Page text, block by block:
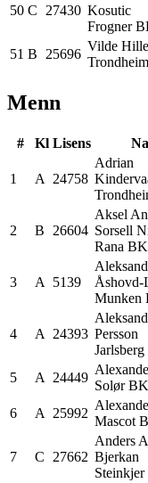
50 C 27430 Kosutic
Frogner
51 B 25696
Vilde
Menn
# Kl Lisens
1 A 24758
Adrian
2 B 26604
Aksel
Sorsell
Rana BK
3 A 5139
Åshovd-
Munken
4 A 24393 Persson
5 A 24449
Solør BK
6 A 25992
Mascot
7 C 27662
Anders
Bjerkan